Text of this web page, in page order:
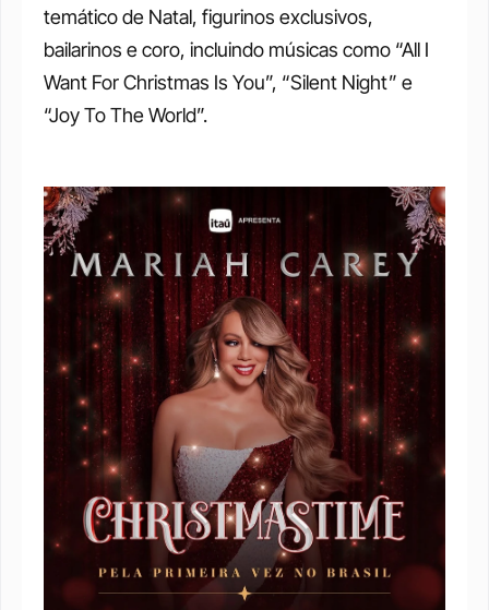
temático de Natal, figurinos exclusivos,
bailarinos e coro, incluindo músicas como “All I
Want For Christmas Is You”, “Silent Night” e
“Joy To The World”.